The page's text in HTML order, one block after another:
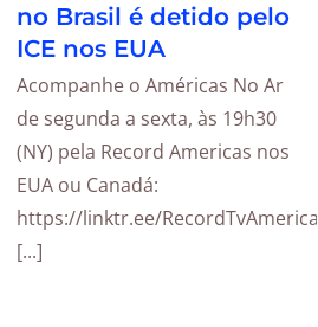
no Brasil é detido pelo
ICE nos EUA
Acompanhe o Américas No Ar
de segunda a sexta, às 19h30
(NY) pela Record Americas nos
EUA ou Canadá:
https://linktr.ee/RecordTvAmericas
[...]